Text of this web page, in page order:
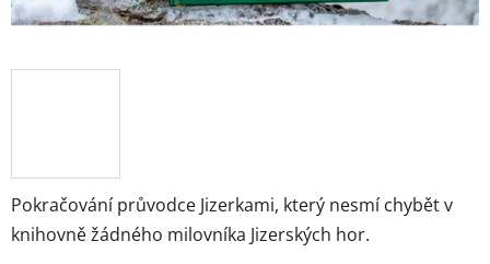
Pokračování průvodce Jizerkami, který nesmí chybět v
knihovně žádného milovníka Jizerských hor.